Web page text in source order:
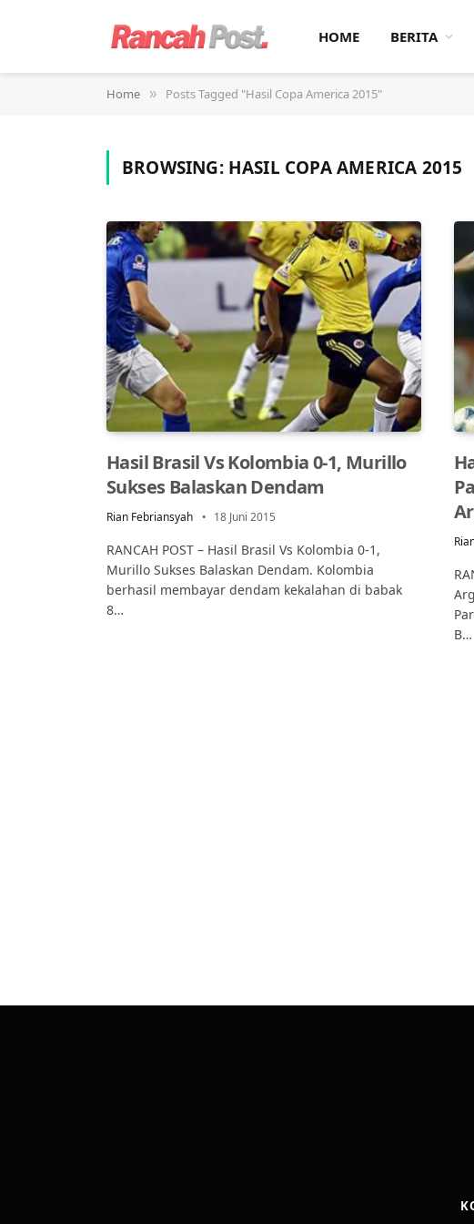
HOME BERITA
Home » Posts Tagged "Hasil Copa America 2015"
BROWSING: HASIL COPA AMERICA 2015
Hasil Brasil Vs Kolombia 0-1, Murillo
Sukses Balaskan Dendam
Rian Febriansyah 18 Juni 2015
RANCAH POST – Hasil Brasil Vs Kolombia 0-1,
Murillo Sukses Balaskan Dendam. Kolombia
berhasil membayar dendam kekalahan di babak
8…
B…